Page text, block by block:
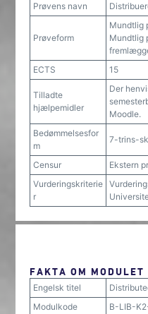
Prøvens navn
Prøveform
Mundtlig
Mundtlig
ECTS
15
Tilladte
hjælpemidler
Der
Moodle.
Bedømmelsesfor
m
7-trins-
Censur
Ekstern
Vurderingskriterie
r
FAKTA OM MODULET
Engelsk titel
Modulkode
B-LIB-